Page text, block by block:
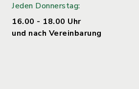
Jeden Donnerstag:
16.00 - 18.00 Uhr
und nach Vereinbarung